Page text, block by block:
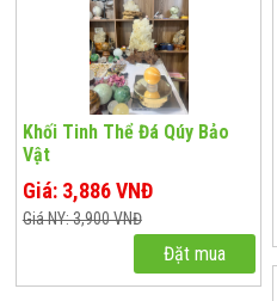
Khối Tinh Thể Đá Qúy Bảo
Vật
Giá: 3,886 VNĐ
Giá NY: 3,900 VNĐ
Đặt mua